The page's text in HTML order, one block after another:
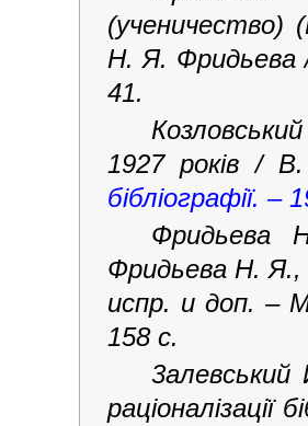
Н. Я. Фридьева
41.
1927 років /
бібліографії.
Фридьева
Фридьева Н.
испр. и доп. –
158 с.
3алевський